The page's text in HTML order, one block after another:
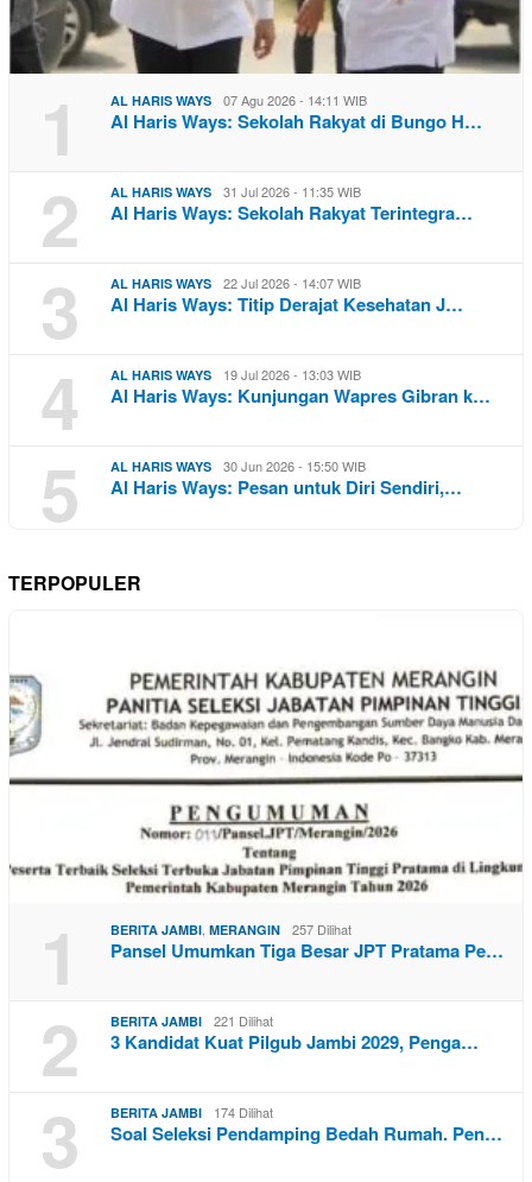
1 AL HARIS WAYS 07 Agu 2026 - 14:11 WIB
Al Haris Ways: Sekolah Rakyat di Bungo H…
2 AL HARIS WAYS 31 Jul 2026 - 11:35 WIB
Al Haris Ways: Sekolah Rakyat Terintegra…
3 AL HARIS WAYS 22 Jul 2026 - 14:07 WIB
Al Haris Ways: Titip Derajat Kesehatan J…
4 AL HARIS WAYS 19 Jul 2026 - 13:03 WIB
Al Haris Ways: Kunjungan Wapres Gibran k…
5 AL HARIS WAYS 30 Jun 2026 - 15:50 WIB
Al Haris Ways: Pesan untuk Diri Sendiri,…
TERPOPULER
1 BERITA JAMBI, MERANGIN 257 Dilihat
Pansel Umumkan Tiga Besar JPT Pratama Pe…
2 BERITA JAMBI 221 Dilihat
3 Kandidat Kuat Pilgub Jambi 2029, Penga…
3 BERITA JAMBI 174 Dilihat
Soal Seleksi Pendamping Bedah Rumah. Pen…